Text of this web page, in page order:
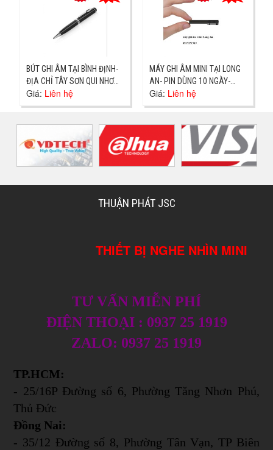
BÚT GHI ÂM TẠI BÌNH ĐỊNH-
ĐỊA CHỈ TÂY SƠN QUI NHƠN-
GIAO NGAY
Giá: Liên hệ
MÁY GHI ÂM MINI TẠI LONG
AN- PIN DÙNG 10 NGÀY-
GIAO TẬN NƠI
Giá: Liên hệ
THUẬN PHÁT JSC
THIẾT BỊ NGHE NHÌN MINI
TƯ VẤN MIỄN PHÍ
ĐIỆN THOẠI : 0937 25 1919
ZALO: 0937 25 1919
TP.HCM:
- 25/16P Đường số 6, Phường Tăng Nhơn Phú,
Thủ Đức
Đồng Nai:
- 35/12 Đường số 8, Phường Tân Vạn, TP Biên